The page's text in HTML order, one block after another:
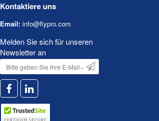
Kontaktiere uns
Email: info@flypro.com
Melden Sie sich für unseren
Newsletter an